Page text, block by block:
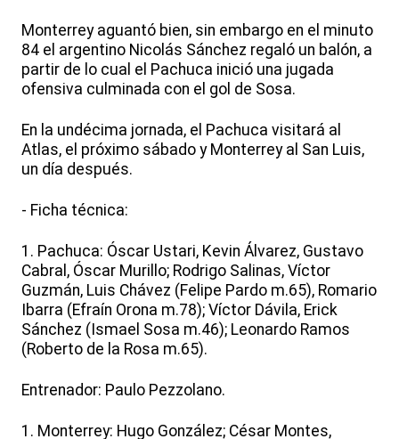
Monterrey aguantó bien, sin embargo en el minuto
84 el argentino Nicolás Sánchez regaló un balón, a
partir de lo cual el Pachuca inició una jugada
ofensiva culminada con el gol de Sosa.
En la undécima jornada, el Pachuca visitará al
Atlas, el próximo sábado y Monterrey al San Luis,
un día después.
- Ficha técnica:
1. Pachuca: Óscar Ustari, Kevin Álvarez, Gustavo
Cabral, Óscar Murillo; Rodrigo Salinas, Víctor
Guzmán, Luis Chávez (Felipe Pardo m.65), Romario
Ibarra (Efraín Orona m.78); Víctor Dávila, Erick
Sánchez (Ismael Sosa m.46); Leonardo Ramos
(Roberto de la Rosa m.65).
Entrenador: Paulo Pezzolano.
1. Monterrey: Hugo González; César Montes,